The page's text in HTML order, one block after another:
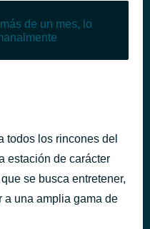
de un mes, lo
todos los rincones del
estación de carácter
se busca entretener,
a una amplia gama de